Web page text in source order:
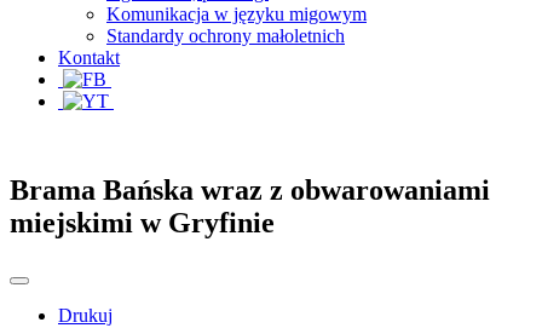
Komunikacja w języku migowym
Standardy ochrony małoletnich
Kontakt
Brama Bańska wraz z obwarowaniami
miejskimi w Gryfinie
Drukuj